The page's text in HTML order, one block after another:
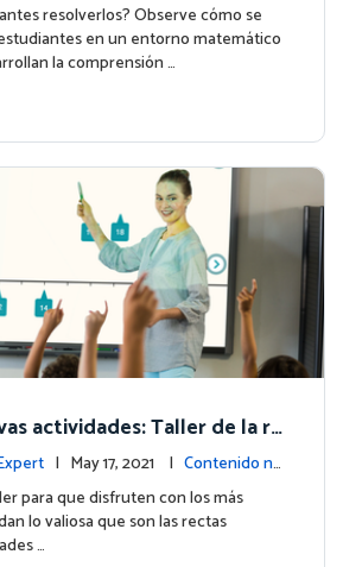
resolverlos? Observe cómo se
en un entorno matemático
la comprensión …
actividades: Taller de la re
| May 17, 2021 | Contenido nu
para que disfruten con los más
lo valiosa que son las rectas
…